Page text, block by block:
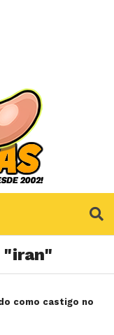
"iran"
como castigo no